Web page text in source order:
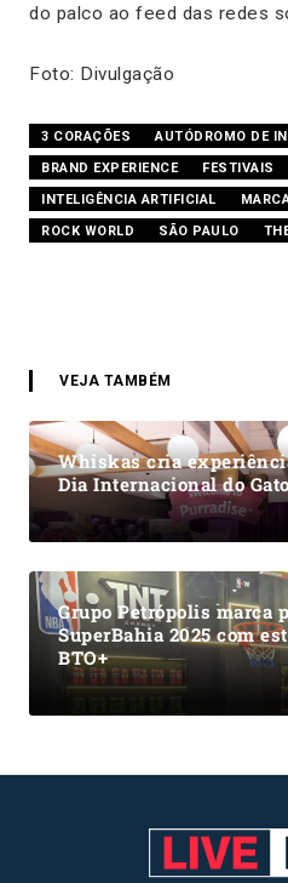
do palco ao feed das redes
Foto: Divulgação
3 CORAÇÕES
AUTÓDROMO DE
BRAND EXPERIENCE
FESTIVAIS
INTELIGÊNCIA ARTIFICIAL
ROCK WORLD
SÃO PAULO
VEJA TAMBÉM
Whiskas cria
Dia Internacional do
Grupo Petrópolis marca
SuperBahia 2025 com
BTO+